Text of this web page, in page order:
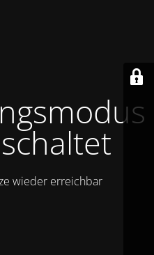
wieder erreichbar